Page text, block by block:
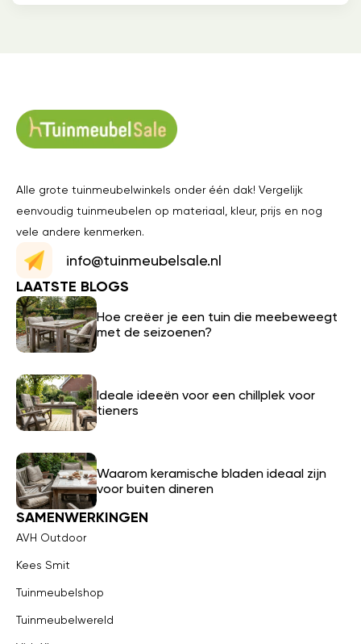
Alle grote tuinmeubelwinkels onder één dak! Vergelijk
eenvoudig tuinmeubelen op materiaal, kleur, prijs en nog
vele andere kenmerken.
info@tuinmeubelsale.nl
LAATSTE BLOGS
Hoe creëer je een tuin die meebeweegt
met de seizoenen?
Ideale ideeën voor een chillplek voor
tieners
Waarom keramische bladen ideaal zijn
voor buiten dineren
SAMENWERKINGEN
AVH Outdoor
Kees Smit
Tuinmeubelshop
Tuinmeubelwereld